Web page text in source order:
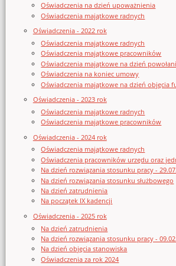
Oświadczenia na dzień upoważnienia
Oświadczenia majątkowe radnych
Oświadczenia - 2022 rok
Oświadczenia majątkowe radnych
Oświadczenia majątkowe pracowników
Oświadczenia majątkowe na dzień
Oświadczenia na koniec umowy
Oświadczenia majątkowe na dzień objęcia
Oświadczenia - 2023 rok
Oświadczenia majątkowe radnych
Oświadczenia majątkowe pracowników
Oświadczenia - 2024 rok
Oświadczenia majątkowe radnych
Oświadczenia pracowników urzędu oraz
Na dzień rozwiązania stosunku pracy -
Na dzień rozwiązania stosunku służbowego
Na dzień zatrudnienia
Na początek IX kadencji
Oświadczenia - 2025 rok
Na dzień zatrudnienia
Na dzień rozwiązania stosunku pracy -
Na dzień objęcia stanowiska
Oświadczenia za rok 2024